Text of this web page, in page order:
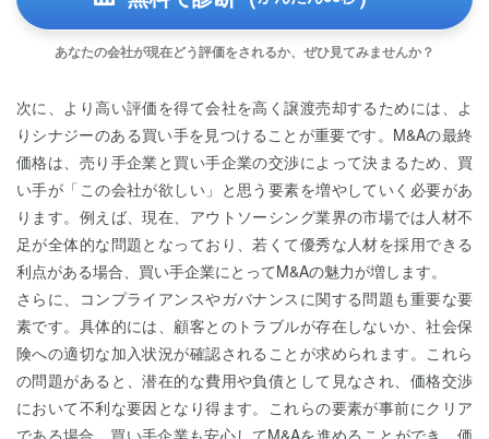
あなたの会社が現在どう評価をされるか、ぜひ見てみませんか？
次に、より高い評価を得て会社を高く譲渡売却するためには、よ
りシナジーのある買い手を見つけることが重要です。M&Aの最終
価格は、売り手企業と買い手企業の交渉によって決まるため、買
い手が「この会社が欲しい」と思う要素を増やしていく必要があ
ります。例えば、現在、アウトソーシング業界の市場では人材不
足が全体的な問題となっており、若くて優秀な人材を採用できる
利点がある場合、買い手企業にとってM&Aの魅力が増します。
さらに、コンプライアンスやガバナンスに関する問題も重要な要
素です。具体的には、顧客とのトラブルが存在しないか、社会保
険への適切な加入状況が確認されることが求められます。これら
の問題があると、潜在的な費用や負債として見なされ、価格交渉
において不利な要因となり得ます。これらの要素が事前にクリア
である場合、買い手企業も安心してM&Aを進めることができ、価